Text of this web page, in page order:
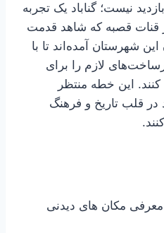
نیست؛ گناباد یک تجربه
قنات قصبه که شاهد قدمت
شهرستان آمده‌اند تا با
لازم را برای
این خطه منتظر
قلب تاریخ و فرهنگ
مکان های دیدنی